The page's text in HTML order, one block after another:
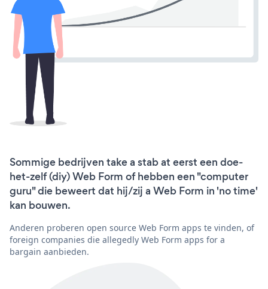
Sommige bedrijven take a stab at eerst een doe-
het-zelf (diy) Web Form of hebben een "computer
guru" die beweert dat hij/zij a Web Form in 'no time'
kan bouwen.
Anderen proberen open source Web Form apps te vinden, of
foreign companies die allegedly Web Form apps for a
bargain aanbieden.